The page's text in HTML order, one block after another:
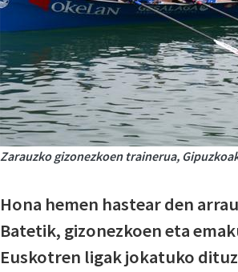
Zarauzko gizonezkoen trainerua,
Hona hemen hastear den
Batetik, gizonezkoen eta
Euskotren ligak jokatuko